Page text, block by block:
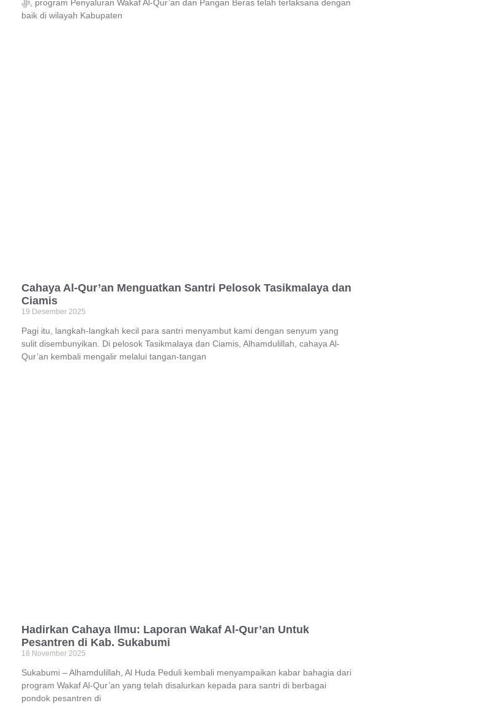
ﷻ, program Penyaluran Wakaf Al-Qur’an dan Pangan Beras telah terlaksana dengan
baik di wilayah Kabupaten
Cahaya Al-Qur’an Menguatkan Santri Pelosok Tasikmalaya dan
Ciamis
19 Desember 2025
Pagi itu, langkah-langkah kecil para santri menyambut kami dengan senyum yang
sulit disembunyikan. Di pelosok Tasikmalaya dan Ciamis, Alhamdulillah, cahaya Al-
Qur’an kembali mengalir melalui tangan-tangan
Hadirkan Cahaya Ilmu: Laporan Wakaf Al-Qur’an Untuk
Pesantren di Kab. Sukabumi
18 November 2025
Sukabumi – Alhamdulillah, Al Huda Peduli kembali menyampaikan kabar bahagia dari
program Wakaf Al-Qur’an yang telah disalurkan kepada para santri di berbagai
pondok pesantren di